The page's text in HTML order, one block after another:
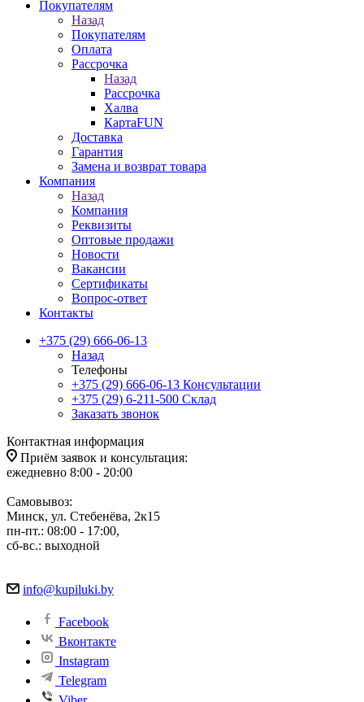
Покупателям
Назад
Покупателям
Оплата
Рассрочка
Назад
Рассрочка
Халва
КартаFUN
Доставка
Гарантия
Замена и возврат товара
Компания
Назад
Компания
Реквизиты
Оптовые продажи
Новости
Вакансии
Сертификаты
Вопрос-ответ
Контакты
+375 (29) 666-06-13
Назад
Телефоны
+375 (29) 666-06-13 Консультации
+375 (29) 6-211-500 Склад
Заказать звонок
Контактная информация
Приём заявок и консультация:
ежедневно 8:00 - 20:00
Самовывоз:
Минск, ул. Стебенёва, 2к15
пн-пт.: 08:00 - 17:00,
сб-вс.: выходной
info@kupiluki.by
Facebook
Вконтакте
Instagram
Telegram